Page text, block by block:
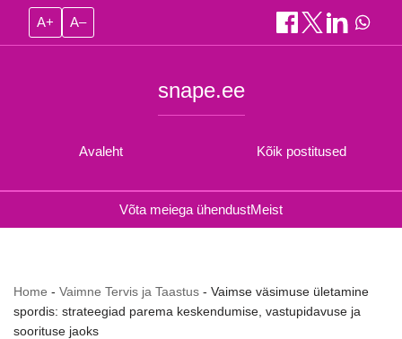
A+ A–
Avaleht
snape.ee
Kõik postitused
Võta meiega ühendustMeist
Home - Vaimne Tervis ja Taastus - Vaimse väsimuse ületamine
spordis: strateegiad parema keskendumise, vastupidavuse ja
soorituse jaoks